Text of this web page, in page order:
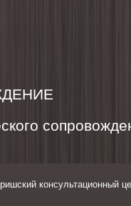
консультационный